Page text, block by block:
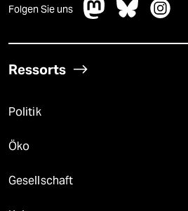
Folgen Sie uns
Ressorts
Politik
Öko
Gesellschaft